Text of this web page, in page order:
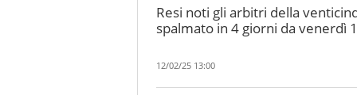
Resi noti gli arbitri della
spalmato in 4 giorni da venerdì
12/02/25 13:00